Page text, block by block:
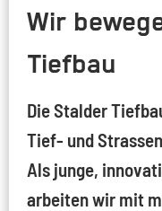
Wir
Tiefbau
Die Stalder
Tief- und
Als junge,
arbeiten wir mit